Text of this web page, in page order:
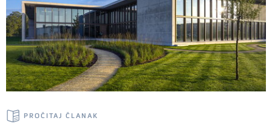
PROČITAJ ČLANAK